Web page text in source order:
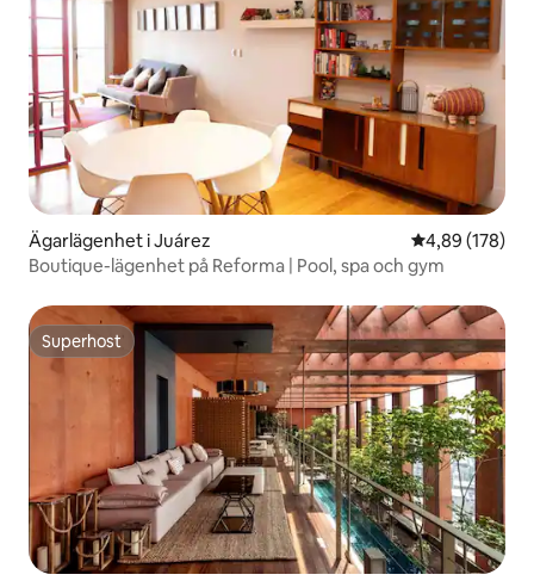
Ägarlägenhet i Juárez 4,89 av 5 i
4,89 (178)
Boutique-lägenhet på Reforma | Pool, spa och gym
Superhost
Superhost